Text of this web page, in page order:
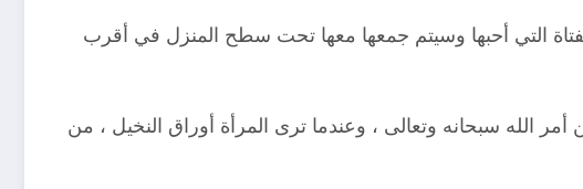
التي أحبها وسيتم جمعها معها تحت سطح المنزل في أقرب
الله سبحانه وتعالى ، وعندما ترى المرأة أوراق النخيل ، من